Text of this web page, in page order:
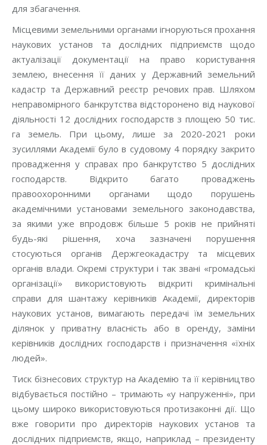
для збагачення.
Місцевими земельними органами ігноруються прохання
наукових установ та дослідних підприємств щодо
актуалізації документації на право користування
землею, внесення її даних у Державний земельний
кадастр та Державний реєстр речових прав. Шляхом
неправомірного банкрутства відсторонено від наукової
діяльності 12 дослідних господарств з площею 50 тис.
га земель. При цьому, лише за 2020-2021 роки
зусиллями Академії було в судовому 4 порядку закрито
провадження у справах про банкрутство 5 дослідних
господарств. Відкрито багато проваджень
правоохоронними органами щодо порушень
академічними установами земельного законодавства,
за якими уже впродовж більше 5 років не прийняті
будь-які рішення, хоча зазначені порушення
стосуються органів Держгеокадастру та місцевих
органів влади. Окремі структури і так звані «громадські
організації» використовують відкриті кримінальні
справи для шантажу керівників Академії, директорів
наукових установ, вимагають передачі їм земельних
ділянок у приватну власність або в оренду, заміни
керівників дослідних господарств і призначення «їхніх
людей».
Тиск бізнесових структур на Академію та її керівництво
відбувається постійно – тримають «у напруженні», при
цьому широко використовуються протизаконні дії. Що
вже говорити про директорів наукових установ та
дослідних підприємств, якщо, наприклад – президенту